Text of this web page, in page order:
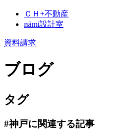
ＣＨ+不動産
nämi設計室
資料請求
ブログ
タグ
#神戸に関連する記事